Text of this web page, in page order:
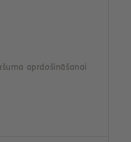
aprdošināšanai